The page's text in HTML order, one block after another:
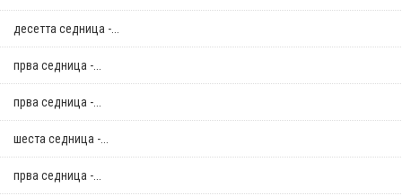
десетта седница -...
прва седница -...
прва седница -...
шеста седница -...
прва седница -...